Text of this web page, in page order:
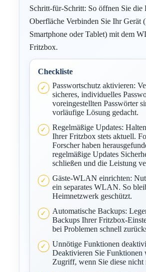
Schritt-für-Schritt: So öffnen Sie die
Oberfläche Verbinden Sie Ihr Gerät
Smartphone oder Tablet) mit dem
Fritzbox.
Checkliste
Passwortschutz aktivieren:
sicheres, individuelles
voreingestellten Passwörter
vorläufige Lösung gedacht.
Regelmäßige Updates:
Ihrer Fritzbox stets aktuell.
Forscher haben
regelmäßige Updates
schließen und die Leistung
Gäste-WLAN einrichten:
ein separates WLAN. So
Heimnetzwerk geschützt.
Automatische Backups:
Backups Ihrer Fritzbox-
bei Problemen schnell
Unnötige Funktionen
Deaktivieren Sie Funktionen
Zugriff, wenn Sie diese nicht